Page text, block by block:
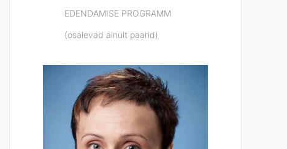
EDENDAMISE PROGRAMM
(osalevad ainult paarid)